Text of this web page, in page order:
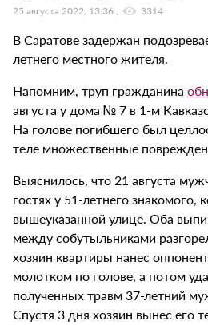
25 августа 2022, 13:36 3314
В Саратове задержан
летнего местного жителя.
Напомним, труп гражданина
августа у дома № 7 в 1-м
На голове погибшего был
теле множественные
Выяснилось, что 21 августа
гостях у 51-летнего
вышеуказанной улице. Оба
между собутыльниками
хозяин квартиры нанес
молотком по голове, а потом
полученных травм 37-летний
Спустя 3 дня хозяин вынес его